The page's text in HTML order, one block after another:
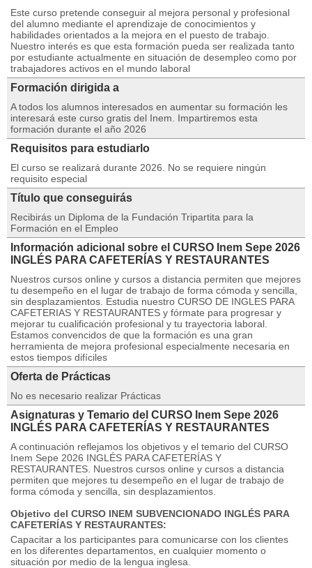
Este curso pretende conseguir al mejora personal y profesional
del alumno mediante el aprendizaje de conocimientos y
habilidades orientados a la mejora en el puesto de trabajo.
Nuestro interés es que esta formación pueda ser realizada tanto
por estudiante actualmente en situación de desempleo como por
trabajadores activos en el mundo laboral
Formación dirigida a
A todos los alumnos interesados en aumentar su formación les
interesará este curso gratis del Inem. Impartiremos esta
formación durante el año 2026
Requisitos para estudiarlo
El curso se realizará durante 2026. No se requiere ningún
requisito especial
Título que conseguirás
Recibirás un Diploma de la Fundación Tripartita para la
Formación en el Empleo
Información adicional sobre el CURSO Inem Sepe 2026
INGLÉS PARA CAFETERÍAS Y RESTAURANTES
Nuestros cursos online y cursos a distancia permiten que mejores
tu desempeño en el lugar de trabajo de forma cómoda y sencilla,
sin desplazamientos. Estudia nuestro CURSO DE INGLES PARA
CAFETERIAS Y RESTAURANTES y fórmate para progresar y
mejorar tu cualificación profesional y tu trayectoria laboral.
Estamos convencidos de que la formación es una gran
herramienta de mejora profesional especialmente necesaria en
estos tiempos difíciles
Oferta de Prácticas
No es necesario realizar Prácticas
Asignaturas y Temario del CURSO Inem Sepe 2026
INGLÉS PARA CAFETERÍAS Y RESTAURANTES
A continuación reflejamos los objetivos y el temario del CURSO
Inem Sepe 2026 INGLÉS PARA CAFETERÍAS Y
RESTAURANTES. Nuestros cursos online y cursos a distancia
permiten que mejores tu desempeño en el lugar de trabajo de
forma cómoda y sencilla, sin desplazamientos.
Objetivo del CURSO INEM SUBVENCIONADO INGLÉS PARA
CAFETERÍAS Y RESTAURANTES:
Capacitar a los participantes para comunicarse con los clientes
en los diferentes departamentos, en cualquier momento o
situación por medio de la lengua inglesa.